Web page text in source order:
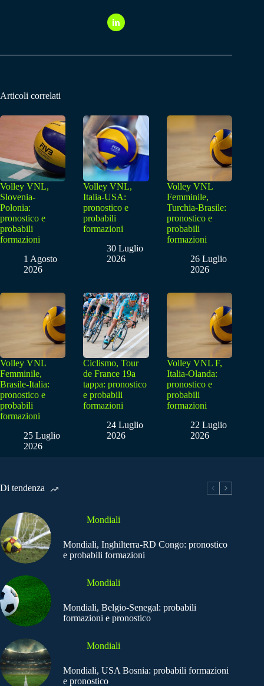
Articoli correlati
Volley VNL,
Slovenia-
Polonia:
pronostico e
probabili
formazioni
1 Agosto
2026
Volley VNL,
Italia-USA:
pronostico e
probabili
formazioni
30 Luglio
2026
Volley VNL
Femminile,
Turchia-Brasile:
pronostico e
probabili
formazioni
26 Luglio
2026
Volley VNL
Femminile,
Brasile-Italia:
pronostico e
probabili
formazioni
25 Luglio
2026
Ciclismo, Tour
de France 19a
tappa: pronostico
e probabili
formazioni
24 Luglio
2026
Volley VNL F,
Italia-Olanda:
pronostico e
probabili
formazioni
22 Luglio
2026
Di tendenza
Mondiali
Mondiali, Inghilterra-RD Congo: pronostico
e probabili formazioni
Mondiali
Mondiali, Belgio-Senegal: probabili
formazioni e pronostico
Mondiali
Mondiali, USA Bosnia: probabili formazioni
e pronostico